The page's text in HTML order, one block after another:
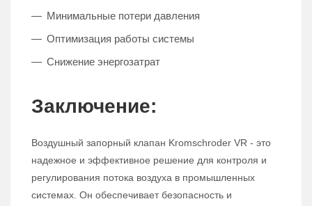
Минимальные потери давления
Оптимизация работы системы
Снижение энергозатрат
Заключение:
Воздушный запорный клапан Kromschroder VR - это
надежное и эффективное решение для контроля и
регулирования потока воздуха в промышленных
системах. Он обеспечивает безопасность и